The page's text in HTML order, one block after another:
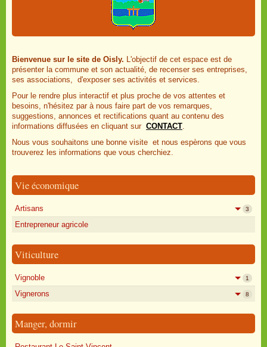
Bienvenue sur le site de Oisly. L'objectif de cet espace est de
présenter la commune et son actualité, de recenser ses entreprises,
ses associations, d'exposer ses activités et services.
Pour le rendre plus interactif et plus proche de vos attentes et
besoins, n'hésitez par à nous faire part de vos remarques,
suggestions, annonces et rectifications quant au contenu des
informations diffusées en cliquant sur CONTACT.
Nous vous souhaitons une bonne visite et nous espèrons que vous
trouverez les informations que vous cherchiez.
Vie économique
Artisans 3
Entrepreneur agricole
Viticulture
Vignoble 1
Vignerons 8
Manger, dormir